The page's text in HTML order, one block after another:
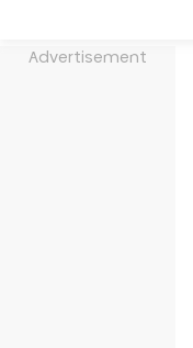
Advertisement